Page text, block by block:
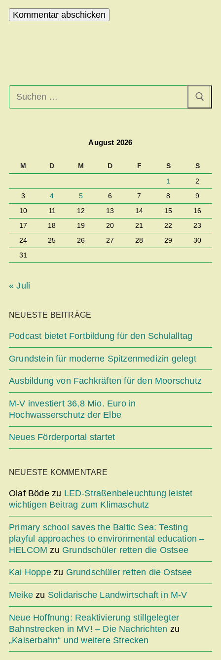
Suchen
nach:
August 2026
M D M D F S S
1
2
3
4 5 6 7 8
9
10
11 12 13 14 15
16
17
18 19 20 21 22
23
24
25 26 27 28 29
30
31
« Juli
NEUESTE BEITRÄGE
Podcast bietet Fortbildung für den Schulalltag
Grundstein für moderne Spitzenmedizin gelegt
Ausbildung von Fachkräften für den Moorschutz
M-V investiert 36,8 Mio. Euro in
Hochwasserschutz der Elbe
Neues Förderportal startet
NEUESTE KOMMENTARE
Olaf Bödezu LED-Straßenbeleuchtung leistet
wichtigen Beitrag zum Klimaschutz
Primary school saves the Baltic Sea: Testing
playful approaches to environmental education –
HELCOM zu Grundschüler retten die Ostsee
Kai Hoppezu Grundschüler retten die Ostsee
Meike zu Solidarische Landwirtschaft in M-V
Neue Hoffnung: Reaktivierung stillgelegter
Bahnstrecken in MV! – Die Nachrichten zu
„Kaiserbahn“ und weitere Strecken